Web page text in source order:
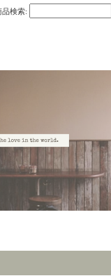
品検索: